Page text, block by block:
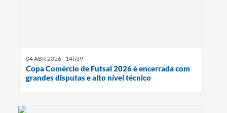
04 ABR 2026 - 14h39
Copa Comércio de Futsal 2026 é encerrada com
grandes disputas e alto nível técnico